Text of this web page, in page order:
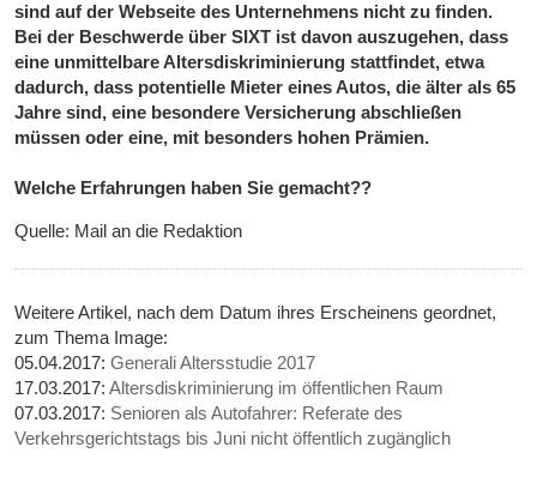
sind auf der Webseite des Unternehmens nicht zu finden.
Bei der Beschwerde über SIXT ist davon auszugehen, dass
eine unmittelbare Altersdiskriminierung stattfindet, etwa
dadurch, dass potentielle Mieter eines Autos, die älter als 65
Jahre sind, eine besondere Versicherung abschließen
müssen oder eine, mit besonders hohen Prämien.
Welche Erfahrungen haben Sie gemacht??
Quelle: Mail an die Redaktion
Weitere Artikel, nach dem Datum ihres Erscheinens geordnet,
zum Thema Image:
05.04.2017:Generali Altersstudie 2017
17.03.2017:Altersdiskriminierung im öffentlichen Raum
07.03.2017: Senioren als Autofahrer: Referate des
Verkehrsgerichtstags bis Juni nicht öffentlich zugänglich